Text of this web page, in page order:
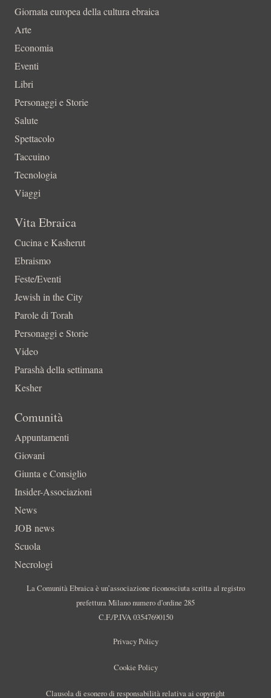
Giornata europea della cultura ebraica
Arte
Economia
Eventi
Libri
Personaggi e Storie
Salute
Spettacolo
Taccuino
Tecnologia
Viaggi
Vita Ebraica
Cucina e Kasherut
Ebraismo
Feste/Eventi
Jewish in the City
Parole di Torah
Personaggi e Storie
Video
Parashà della settimana
Kesher
Comunità
Appuntamenti
Giovani
Giunta e Consiglio
Insider-Associazioni
News
JOB news
Scuola
Necrologi
La Comunità Ebraica è un’associazione riconosciuta scritta al registro
prefettura Milano numero d’ordine 285
C.F./P.IVA 03547690150
Privacy Policy
Cookie Policy
Clausola di esonero di responsabilità relativa ai copyright